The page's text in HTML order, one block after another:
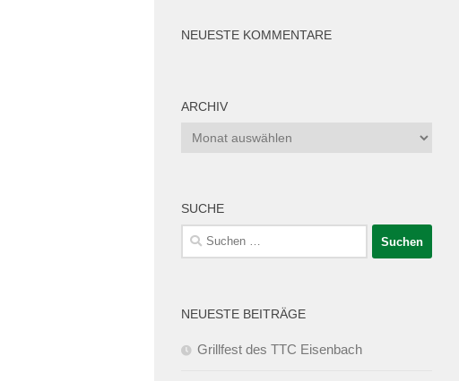
NEUESTE KOMMENTARE
ARCHIV
Archiv
SUCHE
Suchen
nach:
NEUESTE BEITRÄGE
Grillfest des TTC Eisenbach